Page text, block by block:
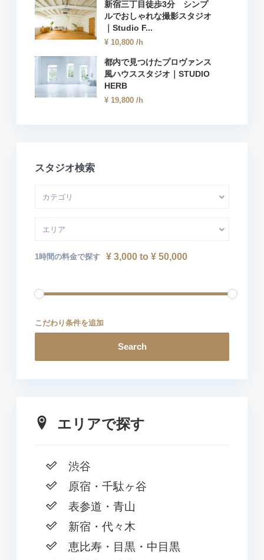
新宿三丁目徒歩3分 シンプ
ルでおしゃれな撮影スタジオ
｜Studio F...
¥ 10,800 /h
都内で見つけたプロヴァンス
風ハウススタジオ｜STUDIO
HERB
¥ 19,800 /h
スタジオ検索
カテゴリ
エリア
1時間の料金で探す ¥ 3,000 to ¥ 50,000
こだわり条件を追加
Search
エリアで探す
渋谷
原宿・千駄ヶ谷
表参道・青山
新宿・代々木
恵比寿・目黒・中目黒